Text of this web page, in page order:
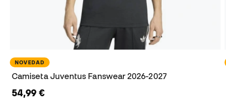
NOVEDAD
Camiseta Juventus Fanswear 2026-2027
54,99 €